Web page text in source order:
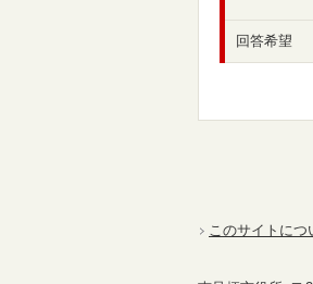
回答希望
このサイトにつ